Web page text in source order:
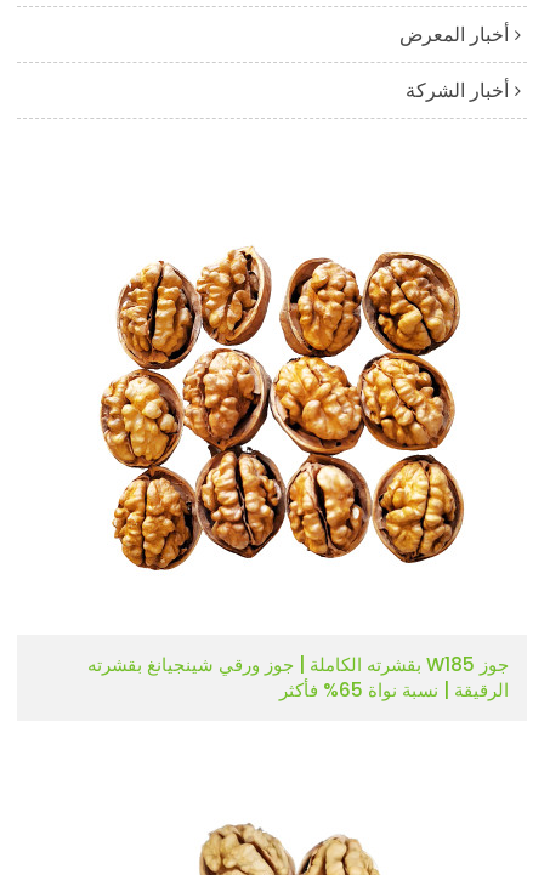
أخبار المعرض
أخبار الشركة
جوز W185 بقشرته الكاملة | جوز ورقي شينجيانغ بقشرته
الرقيقة | نسبة نواة 65% فأكثر